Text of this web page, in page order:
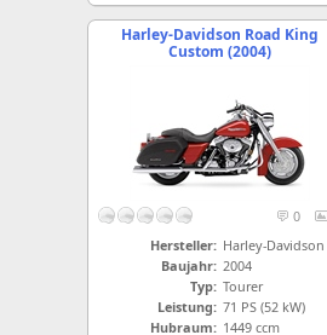
Harley-Davidson Road King
Custom (2004)
0
Hersteller: Harley-Davidson
Baujahr: 2004
Typ: Tourer
Leistung: 71 PS (52 kW)
Hubraum: 1449 ccm